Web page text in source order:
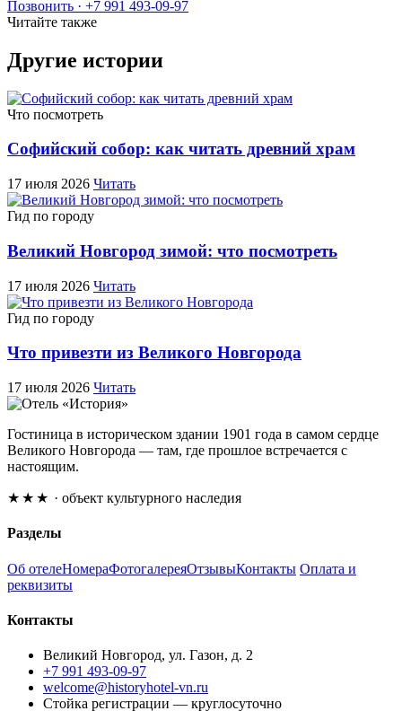
Позвонить · +7 991 493-09-97
Читайте также
Другие истории
Что посмотреть
Софийский собор: как читать древний храм
17 июля 2026 Читать
Гид по городу
Великий Новгород зимой: что посмотреть
17 июля 2026 Читать
Гид по городу
Что привезти из Великого Новгорода
17 июля 2026 Читать
Гостиница в историческом здании 1901 года в самом сердце
Великого Новгорода — там, где прошлое встречается с
настоящим.
★★★ · объект культурного наследия
Разделы
Об отелеНомераФотогалереяОтзывыКонтакты Оплата и
реквизиты
Контакты
Великий Новгород, ул. Газон, д. 2
+7 991 493-09-97
welcome@historyhotel-vn.ru
Стойка регистрации — круглосуточно